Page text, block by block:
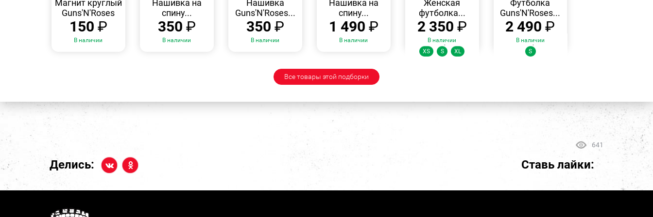
Магнит круглый
Guns'N'Roses
150 ₽
В наличии
Нашивка на
спину...
350 ₽
В наличии
Нашивка
Guns'N'Roses...
350 ₽
В наличии
Нашивка на
спину...
1 490 ₽
В наличии
Женская
футболка...
2 350 ₽
В наличии
Размеры:
XS S XL
Футболка
Guns'N'Roses...
2 490₽
В наличии
Размеры:
S
Все товары этой подборки
641
Делись: Ставь лайки: